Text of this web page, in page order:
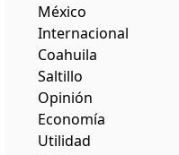
México
Internacional
Coahuila
Saltillo
Opinión
Economía
Utilidad